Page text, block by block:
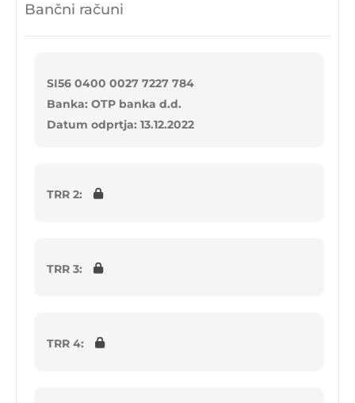
Bančni računi
SI56 0400 0027 7227 784
Banka: OTP banka d.d.
Datum odprtja: 13.12.2022
TRR 2:
TRR 3:
TRR 4: